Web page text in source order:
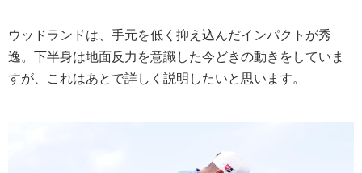
ウッドランドは、手元を低く抑え込んだインパクトが秀
逸。下半身は地面反力を意識した今どきの動きをしていま
すが、これはあとで詳しく説明したいと思います。